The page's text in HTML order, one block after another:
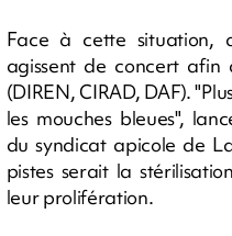
Face à cette situation,
agissent de concert afin
(DIREN, CIRAD, DAF).
les mouches bleues",
du syndicat apicole de
pistes serait la
leur prolifération.